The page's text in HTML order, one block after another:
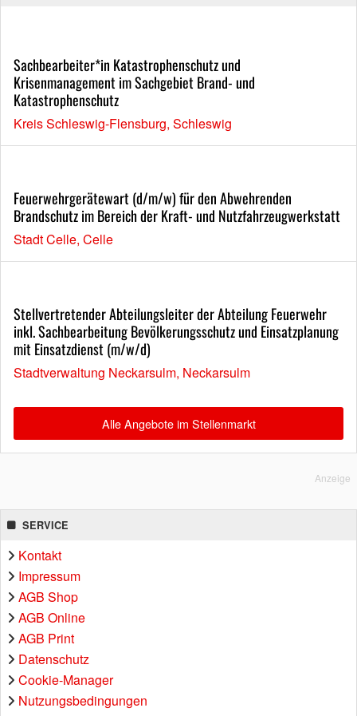
Sachbearbeiter*in Katastrophenschutz und
Krisenmanagement im Sachgebiet Brand- und
Katastrophenschutz
Kreis Schleswig-Flensburg, Schleswig
Feuerwehrgerätewart (d/m/w) für den Abwehrenden
Brandschutz im Bereich der Kraft- und Nutzfahrzeugwerkstatt
Stadt Celle, Celle
Stellvertretender Abteilungsleiter der Abteilung Feuerwehr
inkl. Sachbearbeitung Bevölkerungsschutz und Einsatzplanung
mit Einsatzdienst (m/w/d)
Stadtverwaltung Neckarsulm, Neckarsulm
Alle Angebote im Stellenmarkt
Anzeige
SERVICE
Kontakt
Impressum
AGB Shop
AGB Online
AGB Print
Datenschutz
Cookie-Manager
Nutzungsbedingungen